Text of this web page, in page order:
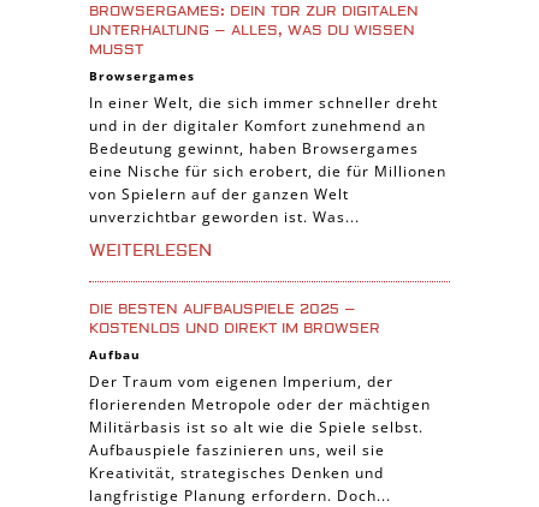
Abenteuer Spiele
Online Spiele
3-Gewinnt Spiele
Trading Card Spiele
Manager Spiele
BROWSERGAMES: DEIN TOR ZUR DIGITALEN
UNTERHALTUNG – ALLES, WAS DU WISSEN
MUSST
Browsergames
In einer Welt, die sich immer schneller dreht
und in der digitaler Komfort zunehmend an
Bedeutung gewinnt, haben Browsergames
eine Nische für sich erobert, die für Millionen
von Spielern auf der ganzen Welt
unverzichtbar geworden ist. Was...
WEITERLESEN
DIE BESTEN AUFBAUSPIELE 2025 –
KOSTENLOS UND DIREKT IM BROWSER
Aufbau
Der Traum vom eigenen Imperium, der
florierenden Metropole oder der mächtigen
Militärbasis ist so alt wie die Spiele selbst.
Aufbauspiele faszinieren uns, weil sie
Kreativität, strategisches Denken und
langfristige Planung erfordern. Doch...